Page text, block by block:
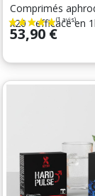
Comprimés
x20 - efficace en
Prix
53,90 €